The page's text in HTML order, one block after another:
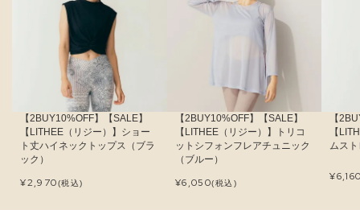
【2BUY10%OFF】【SALE】
【LITHEE（リジー）】ショー
ト丈ハイネックトップス（ブラ
ック）
¥2,970(税込)
【2BUY10%OFF】【SALE】
【LITHEE（リジー）】トリコ
ットシフォンフレアチュニック
（ブルー）
¥6,050(税込)
【
【
ムス
¥